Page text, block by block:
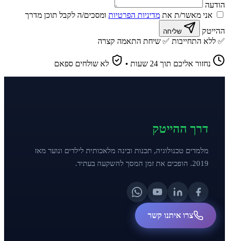
הודעה
אני מאשר/ת את מדיניות הפרטיות ומסכים/ה לקבל תוכן מדרך
ההייטק
✅ ללא התחייבות ✅ שיחת התאמה קצרה
נחזור אליכם תוך 24 שעות • לא שולחים ספאם
דרך ההייטק
מלמדים טכנולוגיה, תכנות ובינה מלאכותית לילדים ונוער מאז
2019. הופכים את זמן המסך להשקעה בעתיד.
צרו איתנו קשר